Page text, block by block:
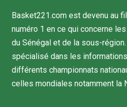
Basket221.com est devenu au
numéro 1 en ce qui concerne
du Sénégal et de la sous-
spécialisé dans les
différents championnats
celles mondiales notamment la